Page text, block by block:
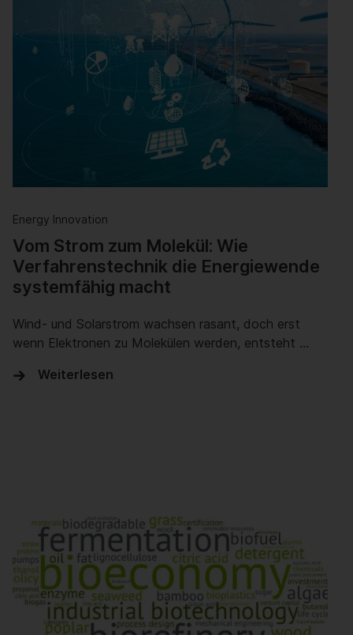
Energy Innovation
Vom Strom zum Molekül: Wie
Verfahrenstechnik die Energiewende
systemfähig macht
Wind- und Solarstrom wachsen rasant, doch erst
wenn Elektronen zu Molekülen werden, entsteht …
Weiterlesen